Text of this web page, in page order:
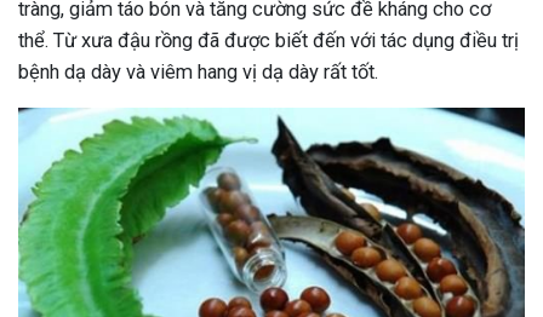
tràng, giảm táo bón và tăng cường sức đề kháng cho cơ
thể. Từ xưa đậu rồng đã được biết đến với tác dụng điều trị
bệnh dạ dày và viêm hang vị dạ dày rất tốt.